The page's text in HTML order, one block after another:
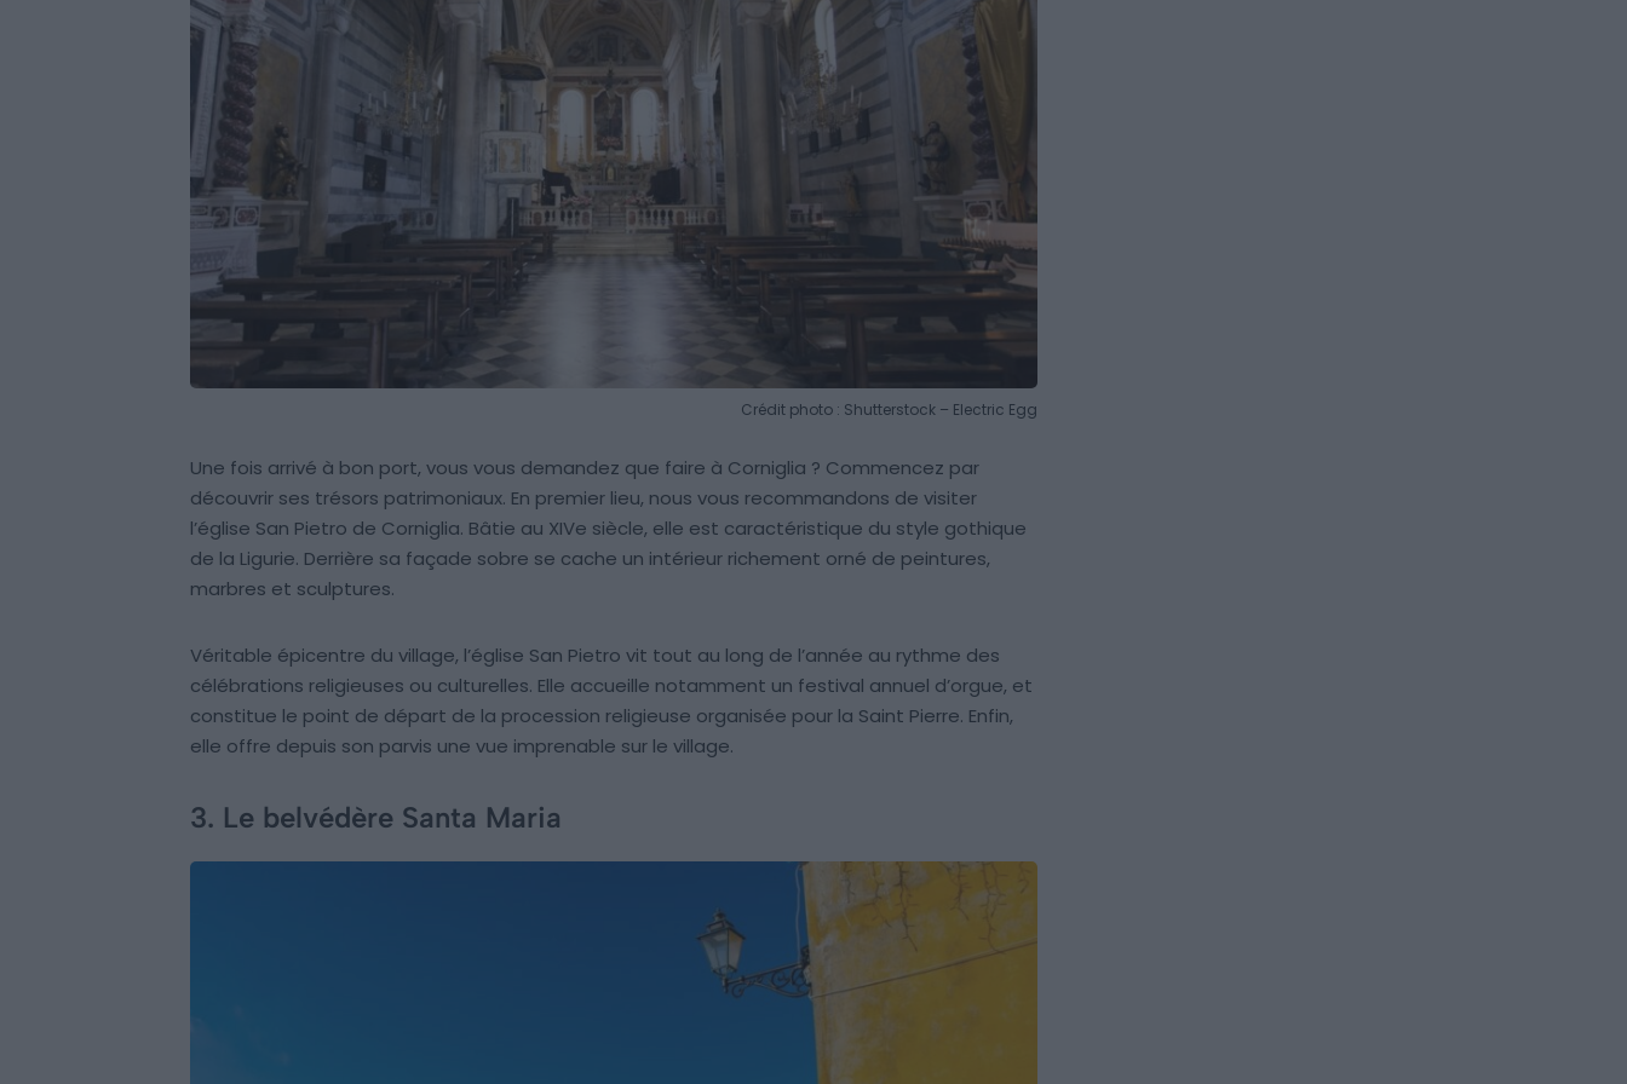
Crédit photo : Shutterstock – Electric Egg
Une fois arrivé à bon port, vous vous demandez que faire à Corniglia ? Commencez par
découvrir ses trésors patrimoniaux. En premier lieu, nous vous recommandons de visiter
l’église San Pietro de Corniglia. Bâtie au XIVe siècle, elle est caractéristique du style gothique
de la Ligurie. Derrière sa façade sobre se cache un intérieur richement orné de peintures,
marbres et sculptures.
Véritable épicentre du village, l’église San Pietro vit tout au long de l’année au rythme des
célébrations religieuses ou culturelles. Elle accueille notamment un festival annuel d’orgue, et
constitue le point de départ de la procession religieuse organisée pour la Saint Pierre. Enfin,
elle offre depuis son parvis une vue imprenable sur le village.
3. Le belvédère Santa Maria